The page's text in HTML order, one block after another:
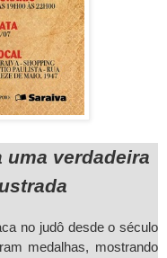
uma verdadeira
no judô desde o século
medalhas, mostrando